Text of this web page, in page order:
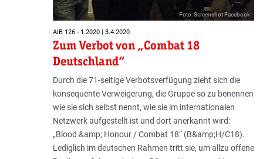
Foto: Screenshot Facebook
AIB 126 - 1.2020 | 3.4.2020
Zum Verbot von „Combat 18
Deutschland“
Durch die 71-seitige Verbotsverfügung zieht sich die
konsequente Verweigerung, die Gruppe so zu benennen
wie sie sich selbst nennt, wie sie im internationalen
Netzwerk aufgestellt ist und dort anerkannt wird:
„Blood &amp; Honour / Combat 18“ (B&amp;H/C18).
Lediglich im deutschen Rahmen tritt sie, um allzu offene